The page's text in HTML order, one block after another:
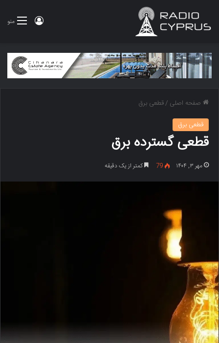
منو ورود
صفحه اصلی /قطعی برق
قطعی برق
قطعی گسترده برق
مهر ۳, ۱۴۰۴ 79 کمتر از یک دقیقه